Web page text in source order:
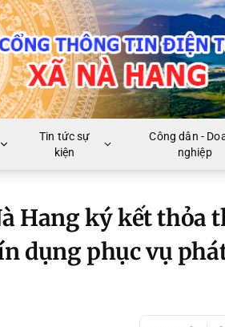
Tin tức sự
kiện
Công dân -
nghiệp
Hang ký kết thỏa
dụng phục vụ